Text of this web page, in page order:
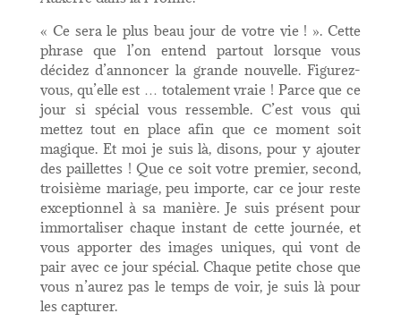
« Ce sera le plus beau jour de votre vie ! ». Cette
phrase que l’on entend partout lorsque vous
décidez d’annoncer la grande nouvelle. Figurez-
vous, qu’elle est … totalement vraie ! Parce que ce
jour si spécial vous ressemble. C’est vous qui
mettez tout en place afin que ce moment soit
magique. Et moi je suis là, disons, pour y ajouter
des paillettes ! Que ce soit votre premier, second,
troisième mariage, peu importe, car ce jour reste
exceptionnel à sa manière. Je suis présent pour
immortaliser chaque instant de cette journée, et
vous apporter des images uniques, qui vont de
pair avec ce jour spécial. Chaque petite chose que
vous n’aurez pas le temps de voir, je suis là pour
les capturer.